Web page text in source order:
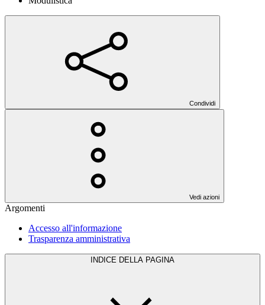
Condividi
Vedi azioni
Argomenti
Accesso all'informazione
Trasparenza amministrativa
INDICE DELLA PAGINA